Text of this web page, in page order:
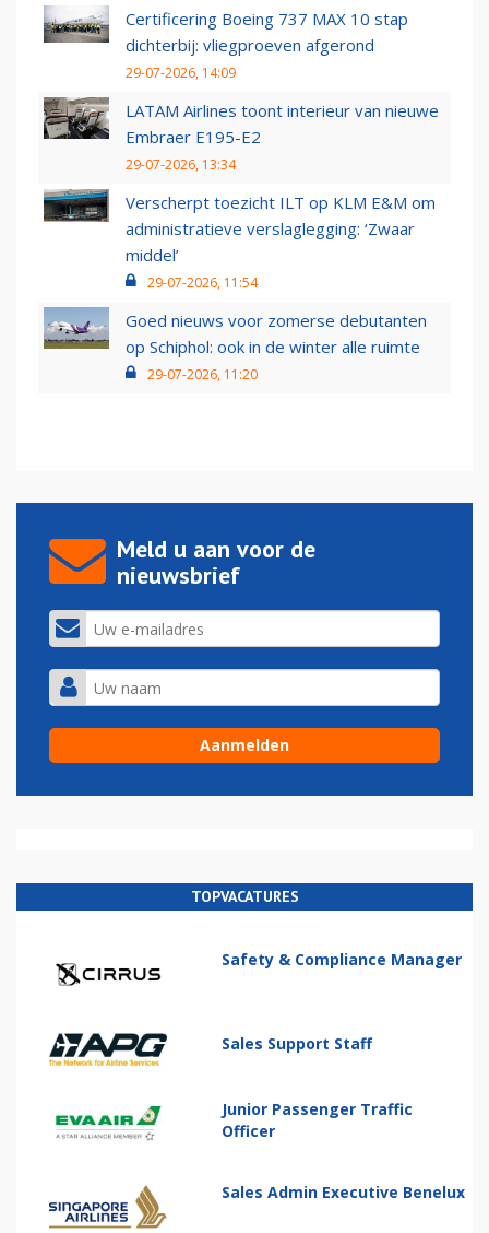
Certificering Boeing 737 MAX 10 stap
dichterbij: vliegproeven afgerond
29-07-2026, 14:09
LATAM Airlines toont interieur van nieuwe
Embraer E195-E2
29-07-2026, 13:34
Verscherpt toezicht ILT op KLM E&M om
administratieve verslaglegging: ‘Zwaar
middel’
29-07-2026, 11:54
Goed nieuws voor zomerse debutanten
op Schiphol: ook in de winter alle ruimte
29-07-2026, 11:20
Meld u aan voor de
nieuwsbrief
TOPVACATURES
Safety & Compliance Manager
Sales Support Staff
Junior Passenger Traffic
Officer
Sales Admin Executive Benelux